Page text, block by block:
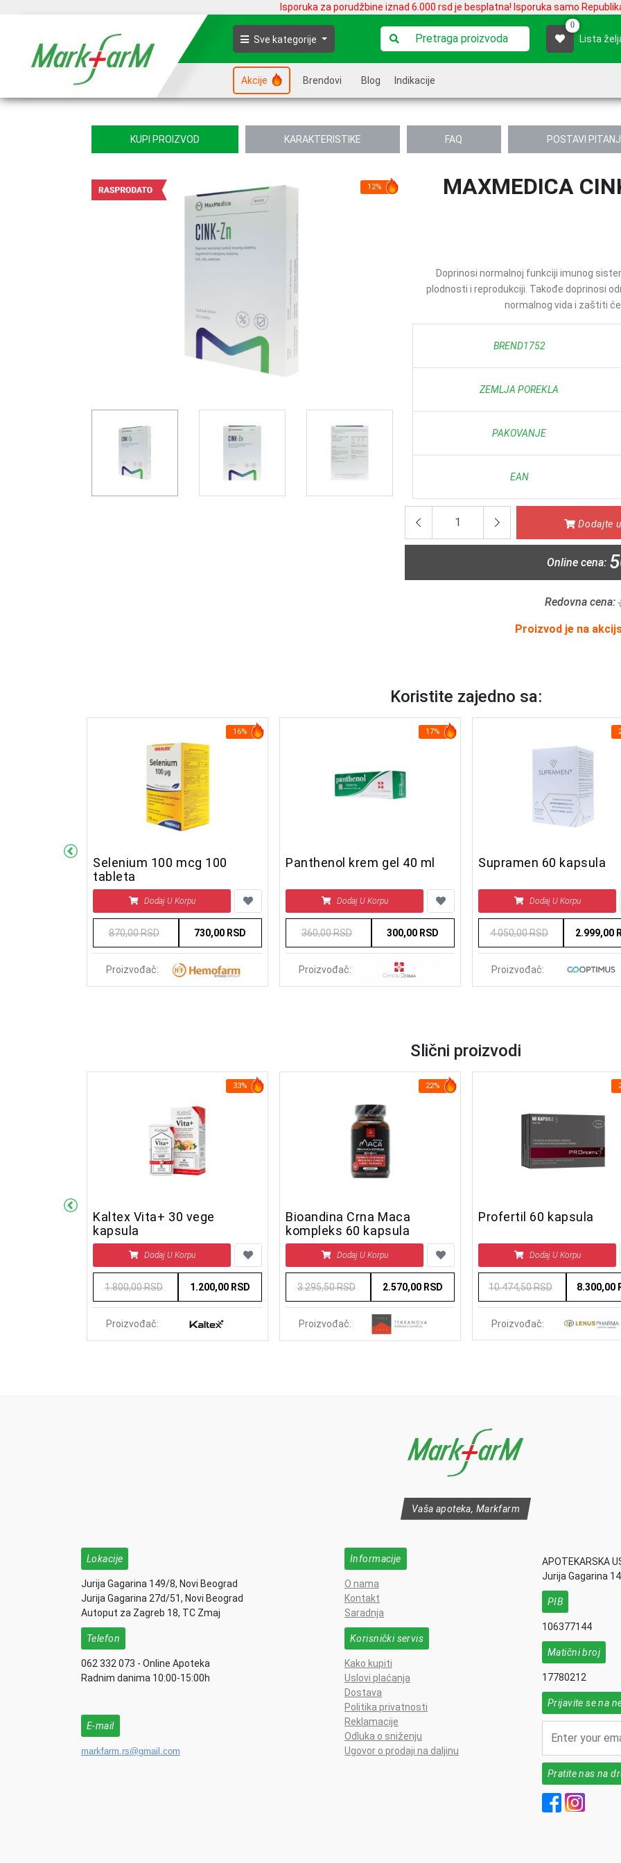
Isporuka za porudžbine iznad 6.000 rsd je besplatna! Isporuka samo
Sve kategorije
0
Lista
Akcije Brendovi Blog Indikacije
KUPI PROIZVOD KARAKTERISTIKE FAQ POSTAVI
12% MAXMEDICA
Doprinosi normalnoj funkciji imunog
plodnosti i reprodukciji. Takođe doprinosi
normalnog vida i zaštiti
BREND1752
ZEMLJA POREKLA
PAKOVANJE
EAN
Dodajte
Online cena:
Redovna cena:
Proizvod je na
Koristite zajedno sa:
16%
Selenium 100 mcg 100
tableta
Dodaj U Korpu
870,00 RSD 730,00 RSD
Proizvođač:
17%
Panthenol krem gel 40 ml
Dodaj U Korpu
360,00 RSD 300,00 RSD
Proizvođač:
Supramen 60 kapsula
Dodaj U Korpu
4.050,00 RSD 2.999,00
Proizvođač:
Slični proizvodi
33%
Kaltex Vita+ 30 vege
kapsula
Dodaj U Korpu
1.800,00 RSD 1.200,00 RSD
Proizvođač:
22%
Bioandina Crna Maca
kompleks 60 kapsula
Dodaj U Korpu
3.295,50 RSD 2.570,00 RSD
Proizvođač:
Profertil 60 kapsula
Dodaj U Korpu
10.474,50 RSD 8.300,00
Proizvođač:
Vaša apoteka, Markfarm
Lokacije
Jurija Gagarina 149/8, Novi Beograd
Jurija Gagarina 27d/51, Novi Beograd
Autoput za Zagreb 18, TC Zmaj
Telefon
062 332 073 - Online Apoteka
Radnim danima 10:00-15:00h
E-mail
markfarm.rs@gmail.com
Informacije
O nama
Kontakt
Saradnja
Korisnički servis
Kako kupiti
Uslovi plaćanja
Dostava
Politika privatnosti
Reklamacije
Odluka o sniženju
Ugovor o prodaji na daljinu
APOTEKARSKA
Jurija Gagarina
PIB
106377144
Matični broj
17780212
Prijavite se na
Pratite nas na